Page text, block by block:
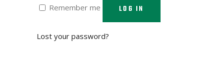
Remember me LOG IN
Lost your password?